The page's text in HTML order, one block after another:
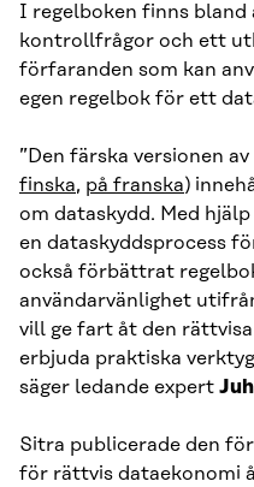
I regelboken finns
kontrollfrågor och ett
förfaranden som kan
egen regelbok för ett
”Den färska versionen
finska, på franska)
om dataskydd. Med
en dataskyddsprocess
också förbättrat
användarvänlighet
vill ge fart åt den
erbjuda praktiska
säger ledande expert
Sitra publicerade den
för rättvis dataekonomi